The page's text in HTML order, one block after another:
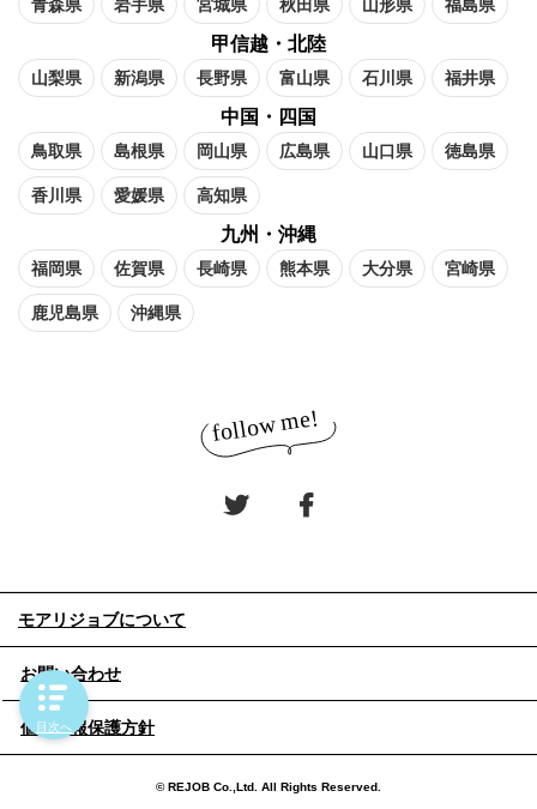
青森県 岩手県 宮城県 秋田県 山形県 福島県
甲信越・北陸
山梨県 新潟県 長野県 富山県 石川県 福井県
中国・四国
鳥取県 島根県 岡山県 広島県 山口県 徳島県
香川県 愛媛県 高知県
九州・沖縄
福岡県 佐賀県 長崎県 熊本県 大分県 宮崎県
鹿児島県 沖縄県
モアリジョブについて
お問い合わせ
個人情報保護方針
© REJOB Co.,Ltd. All Rights Reserved.
目次へ